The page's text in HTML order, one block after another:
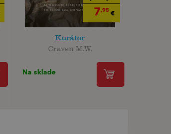
7,95 €
Kurátor
Craven M.W.
Na sklade